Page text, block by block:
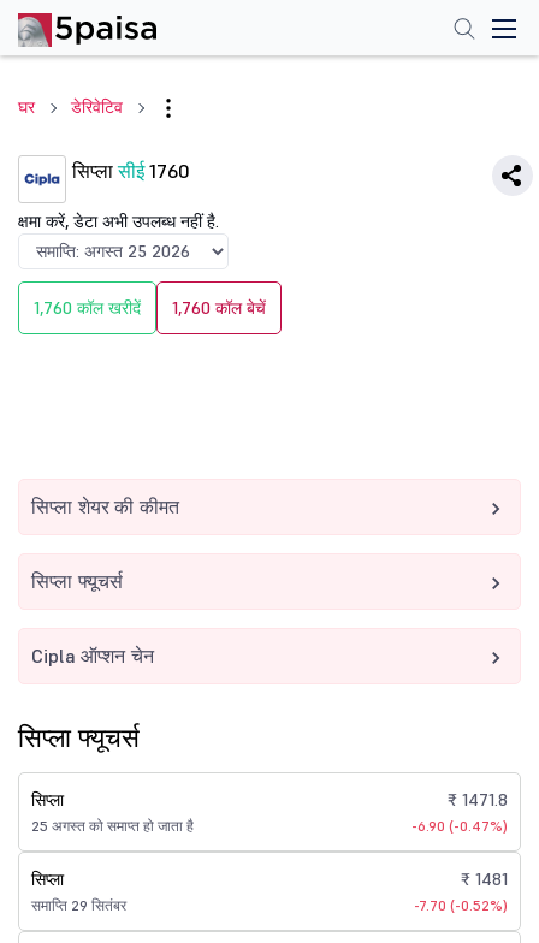
घर डेरिवेटिव
सिप्लासीई1760
क्षमा करें, डेटा अभी उपलब्ध नहीं है.
1,760 कॉल खरीदें 1,760 कॉल बेचें
सिप्ला शेयर की कीमत
सिप्ला फ्यूचर्स
Cipla ऑप्शन चेन
सिप्ला फ्यूचर्स
सिप्ला
25 अगस्त को समाप्त हो जाता है
₹ 1471.8
-6.90 (-0.47%)
सिप्ला
समाप्ति 29 सितंबर
₹ 1481
-7.70 (-0.52%)